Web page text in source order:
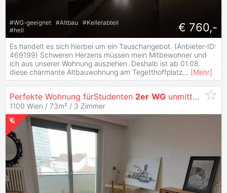
#WG-geeignet #Altbau #Kellerabteil
#hell € 760,-
Es handelt es sich hierbei um ein Tauschangebot. (Anbieter-ID:
469199) Schweren Herzens müssen mein Mitbewohner und
ich aus unserer Wohnung ausziehen. Deshalb ist ab 01.08.
diese charmante Altbauwohnung am Tegetthoffplatz... [Mehr]
Perfekte Wohnung fürStudenten 2er WG unmittelbare Nähe zum Hauptbahnhof, all inklusive
1100 Wien / 73m² / 3 Zimmer